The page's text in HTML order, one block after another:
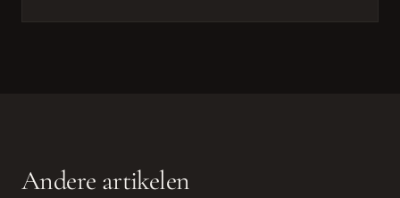
Andere artikelen